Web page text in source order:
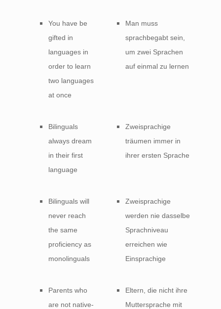
You have be
gifted in
languages in
order to learn
two languages
at once
Man muss
sprachbegabt sein,
um zwei Sprachen
auf einmal zu lernen
Bilinguals
always dream
in their first
language
Zweisprachige
träumen immer in
ihrer ersten Sprache
Bilinguals will
never reach
the same
proficiency as
monolinguals
Zweisprachige
werden nie dasselbe
Sprachniveau
erreichen wie
Einsprachige
Parents who
are not native-
Eltern, die nicht ihre
Muttersprache mit